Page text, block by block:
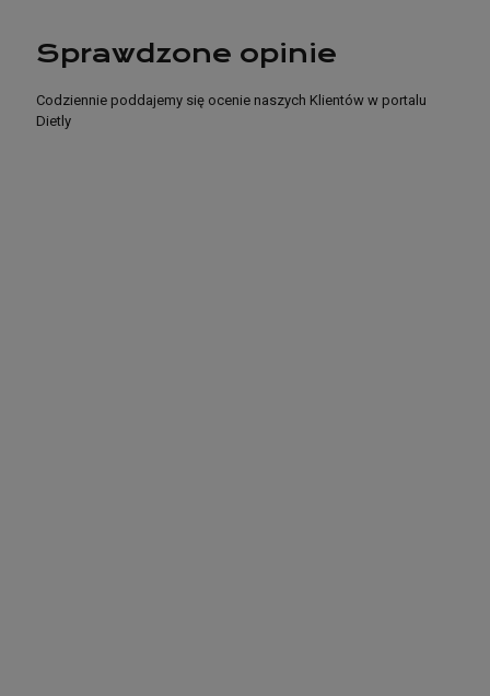
Sprawdzone opinie
Codziennie poddajemy się ocenie naszych Klientów w portalu
Dietly